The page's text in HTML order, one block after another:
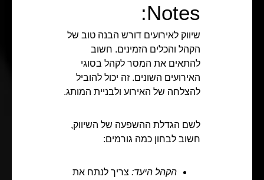
Notes:
שיווק לאירועים דורש הבנה טוב של
הקהל והכלים הזמינים. חשוב
להתאים את המסר לקהל בסוגי
האירועים השונים. זה יכול להוביל
להצלחה של האירוע ולבניית המותג.
לשם הגדלת ההשפעה של השיווק,
חשוב לבחון כמה גורמים:
הקהל היעד: צריך לנתח את